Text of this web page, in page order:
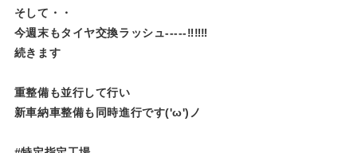
そして・・
今週末もタイヤ交換ラッシュ-----‼‼‼
続きます
重整備も並行して行い
新車納車整備も同時進行です('ω')ノ